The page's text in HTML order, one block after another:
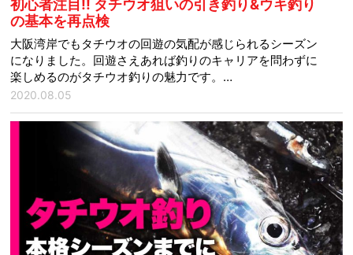
初心者注目!! タチウオ狙いの引き釣り&ウキ釣り
の基本を再点検
大阪湾岸でもタチウオの回遊の気配が感じられるシーズン
になりました。回遊さえあれば釣りのキャリアを問わずに
楽しめるのがタチウオ釣りの魅力です。…
2020.08.05